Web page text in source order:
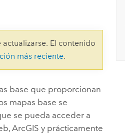
El contenido
más reciente.
base que proporcionan
mapas base se
se pueda acceder a
ArcGIS y prácticamente